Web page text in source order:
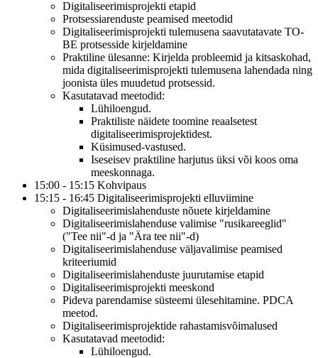
Digitaliseerimisprojekti etapid
Protsessiarenduste peamised meetodid
Digitaliseerimisprojekti tulemusena saavutatavate TO-
BE protsesside kirjeldamine
Praktiline ülesanne: Kirjelda probleemid ja kitsaskohad,
mida digitaliseerimisprojekti tulemusena lahendada ning
joonista üles muudetud protsessid.
Kasutatavad meetodid:
Lühiloengud.
Praktiliste näidete toomine reaalsetest
digitaliseerimisprojektidest.
Küsimused-vastused.
Iseseisev praktiline harjutus üksi või koos oma
meeskonnaga.
15:00 - 15:15 Kohvipaus
15:15 - 16:45 Digitaliseerimisprojekti elluviimine
Digitaliseerimislahenduste nõuete kirjeldamine
Digitaliseerimislahenduse valimise "rusikareeglid"
("Tee nii"-d ja "Ära tee nii"-d)
Digitaliseerimislahenduse väljavalimise peamised
kriteeriumid
Digitaliseerimislahenduste juurutamise etapid
Digitaliseerimisprojekti meeskond
Pideva parendamise süsteemi ülesehitamine. PDCA
meetod.
Digitaliseerimisprojektide rahastamisvõimalused
Kasutatavad meetodid:
Lühiloengud.